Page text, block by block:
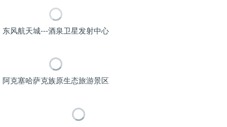
东风航天城---酒泉卫星发射中心
阿克塞哈萨克族原生态旅游景区